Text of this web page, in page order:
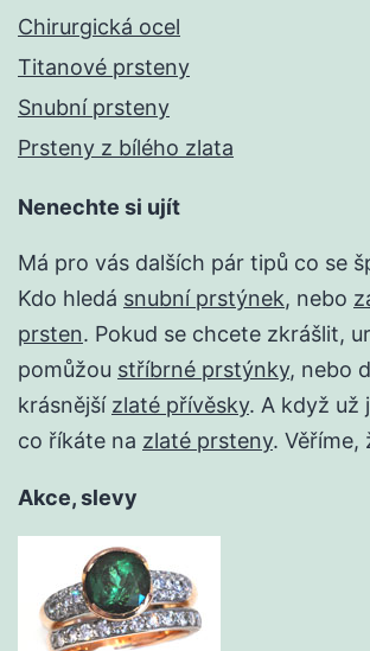
Chirurgická ocel
Titanové prsteny
Snubní prsteny
Prsteny z bílého zlata
Nenechte si ujít
Má pro vás dalších pár tipů co se
Kdo hledá snubní prstýnek, nebo
prsten. Pokud se chcete zkrášlit,
pomůžou stříbrné prstýnky, nebo
krásnější zlaté přívěsky. A když už
co říkáte na zlaté prsteny. Věříme,
Akce, slevy